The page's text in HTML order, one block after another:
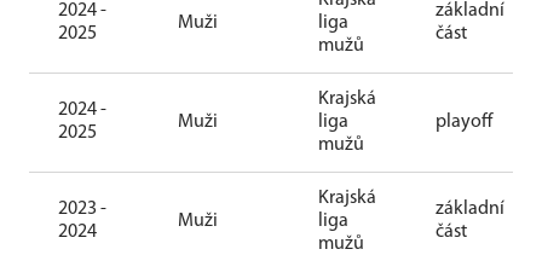
2024 -
2025
Muži
liga
mužů
základní
část
2024 -
2025
Muži
Krajská
liga
mužů
playoff
2023 -
2024
Muži
Krajská
liga
mužů
základní
část